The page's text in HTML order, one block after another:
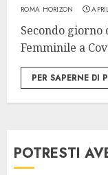
ROMA HORIZON
Secondo
Femminile a
PER SAPERNE DI
POTRESTI